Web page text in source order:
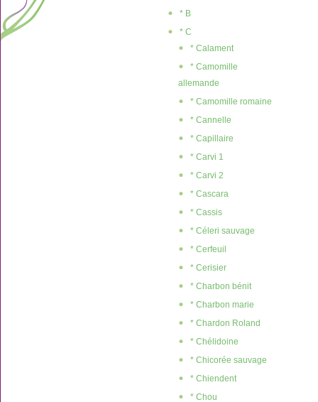
* B
* C
* Calament
* Camomille
allemande
* Camomille romaine
* Cannelle
* Capillaire
* Carvi 1
* Carvi 2
* Cascara
* Cassis
* Céleri sauvage
* Cerfeuil
* Cerisier
* Charbon bénit
* Charbon marie
* Chardon Roland
* Chélidoine
* Chicorée sauvage
* Chiendent
* Chou